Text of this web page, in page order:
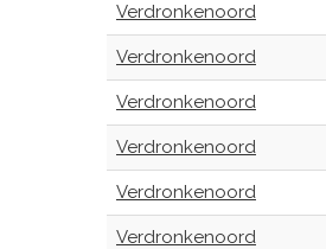
Verdronkenoord
Verdronkenoord
Verdronkenoord
Verdronkenoord
Verdronkenoord
Verdronkenoord